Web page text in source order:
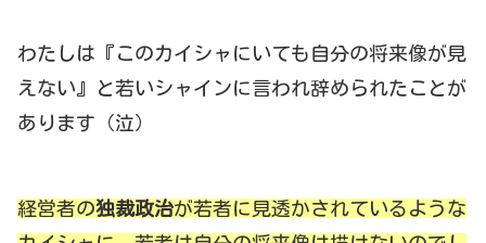
わたしは『このカイシャにいても自分の将来像が見
えない』と若いシャインに言われ辞められたことが
あります（泣）
経営者の独裁政治が若者に見透かされているような